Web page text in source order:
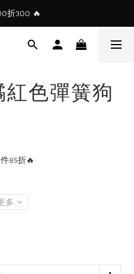
折300 🔥
紅色彈簧狗
85折🔥
多